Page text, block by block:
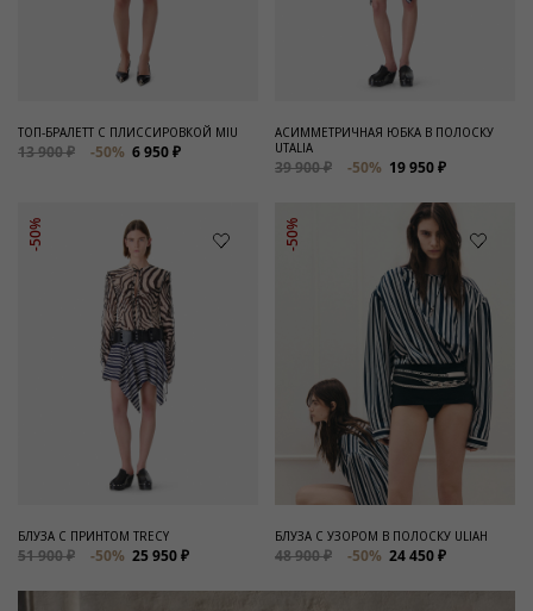
ТОП-БРАЛЕТТ С ПЛИССИРОВКОЙ MIU
13 900 ₽ -50% 6 950 ₽
АСИММЕТРИЧНАЯ ЮБКА В ПОЛОСКУ
UTALIA
39 900 ₽ -50% 19 950 ₽
-50%
БЛУЗА С ПРИНТОМ TRECY
51 900 ₽ -50% 25 950 ₽
-50%
БЛУЗА С УЗОРОМ В ПОЛОСКУ ULIAH
48 900 ₽ -50% 24 450 ₽